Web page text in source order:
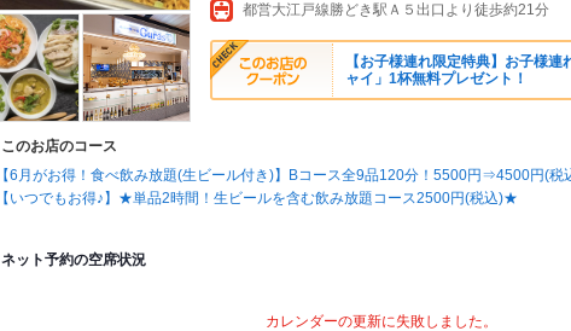
都営大江戸線勝どき駅Ａ５出口より徒歩約21分
【お子様連れ限定特典】お子様
ャイ」1杯無料プレゼント！
このお店のコース
【6月がお得！食べ飲み放題(生ビール付き)】Bコース全9品120分！5500円⇒4500円(
【いつでもお得♪】★単品2時間！生ビールを含む飲み放題コース2500円(税込)★
ネット予約の空席状況
カレンダーの更新に失敗しました。